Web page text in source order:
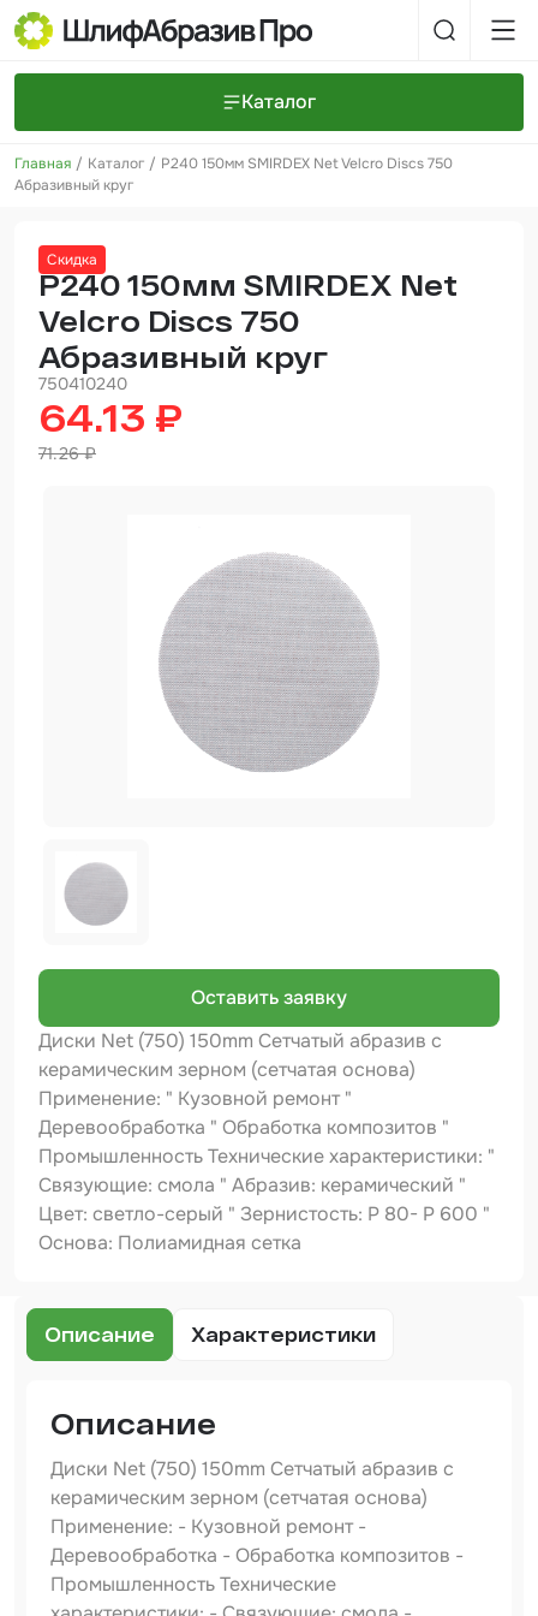
Каталог
Шлифовальные круги и полоски
Полировальные круги и пасты
Нетканые абразивные материалы
Инструменты
Краскопульты и Аэрографы
Добавки
Шлифовальные ленты
Армирующие материалы
Протирочные материалы
Шпатлевка
Маскировочные материалы
Очищающая глина
Грунты
Герметики
Крышка для ёмкости
Материалы для вклейки стекол
Лаки
Главная Каталог
P240 150мм SMIRDEX Net Velcro Discs 750
Абразивный круг
Скидка
P240 150мм SMIRDEX Net
Velcro Discs 750
Абразивный круг
750410240
64.13 ₽
71.26 ₽
Оставить заявку
Диски Net (750) 150mm Сетчатый абразив с
керамическим зерном (сетчатая основа)
Применение: " Кузовной ремонт "
Деревообработка " Обработка композитов "
Промышленность Технические характеристики: "
Связующие: смола " Абразив: керамический "
Цвет: светло-серый " Зернистость: P 80- Р 600 "
Основа: Полиамидная сетка
Описание Характеристики
Описание
Диски Net (750) 150mm Сетчатый абразив с
керамическим зерном (сетчатая основа)
Применение: - Кузовной ремонт -
Деревообработка - Обработка композитов -
Промышленность Технические